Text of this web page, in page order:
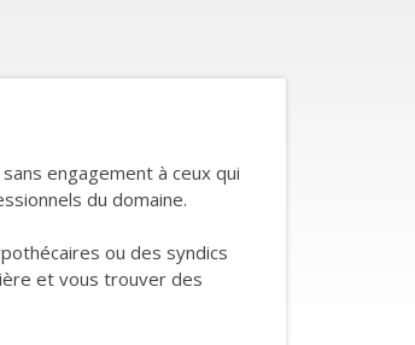
engagement à ceux qui
du domaine.
ou des syndics
et vous trouver des